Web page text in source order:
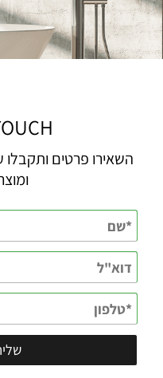
השאירו פרטים